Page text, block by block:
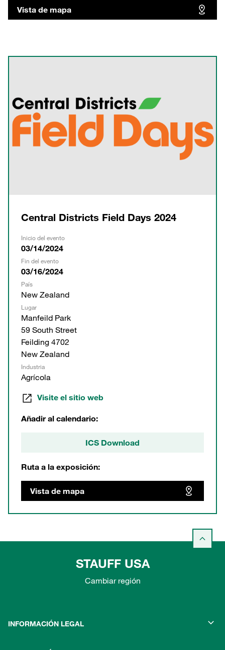
Central Districts Field Days 2024
Inicio del evento
03/14/2024
Fin del evento
03/16/2024
País
New Zealand
Lugar
Manfeild Park
59 South Street
Feilding 4702
New Zealand
Industria
Agrícola
Visite el sitio web
Añadir al calendario:
ICS Download
Ruta a la exposición:
Vista de mapa
Vista de mapa
STAUFF USA
Cambiar región
INFORMACIÓN LEGAL